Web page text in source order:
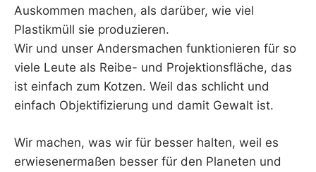
Auskommen machen, als darüber, wie viel
Plastikmüll sie produzieren.
Wir und unser Andersmachen funktionieren für so
viele Leute als Reibe- und Projektionsfläche, das
ist einfach zum Kotzen. Weil das schlicht und
einfach Objektifizierung und damit Gewalt ist.
Wir machen, was wir für besser halten, weil es
erwiesenermaßen besser für den Planeten und